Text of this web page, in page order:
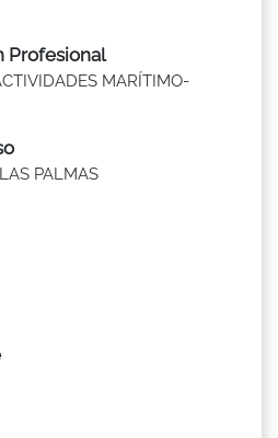
Profesional
MARÍTIMO-
PALMAS